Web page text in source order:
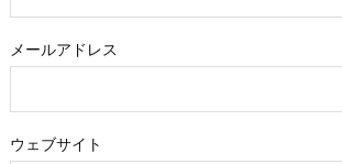
メールアドレス
ウェブサイト